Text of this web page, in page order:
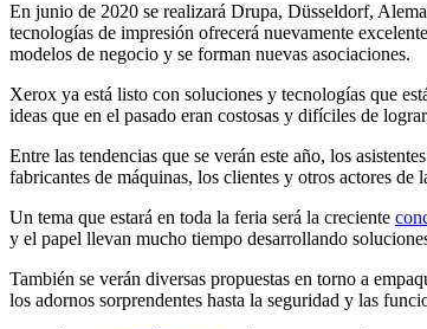
En junio de 2020 se realizará Drupa, Düsseldorf,
tecnologías de impresión ofrecerá nuevamente
modelos de negocio y se forman nuevas asociaciones.
Xerox ya está listo con soluciones y tecnologías que
ideas que en el pasado eran costosas y difíciles de
Entre las tendencias que se verán este año, los
fabricantes de máquinas, los clientes y otros actores
Un tema que estará en toda la feria será la creciente
y el papel llevan mucho tiempo desarrollando
También se verán diversas propuestas en torno a
los adornos sorprendentes hasta la seguridad y las